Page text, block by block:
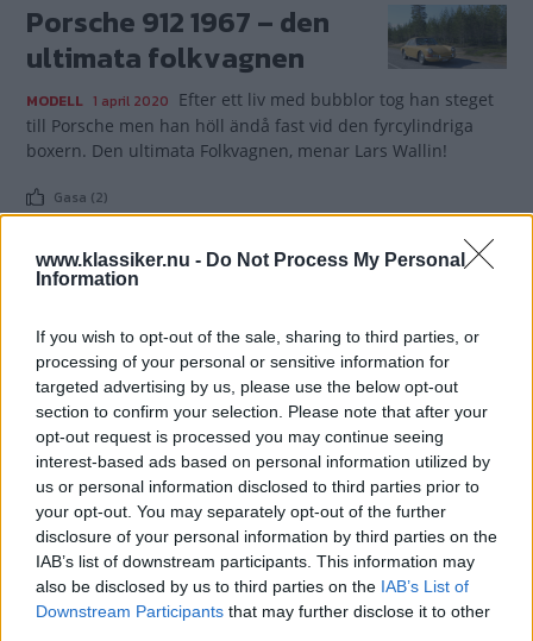
www.klassiker.nu - Do Not Process My Personal
Information
If you wish to opt-out of the sale, sharing to third parties, or
processing of your personal or sensitive information for
targeted advertising by us, please use the below opt-out
section to confirm your selection. Please note that after your
opt-out request is processed you may continue seeing
interest-based ads based on personal information utilized by
us or personal information disclosed to third parties prior to
your opt-out. You may separately opt-out of the further
disclosure of your personal information by third parties on the
IAB’s list of downstream participants. This information may
also be disclosed by us to third parties on the IAB’s List of
Downstream Participants that may further disclose it to other
Porsche 912 1967 – den
ultimata folkvagnen
MODELL 1 april 2020 Efter ett liv med bubblor tog han steget
till Porsche men han höll ändå fast vid den fyrcylindriga
boxern. Den ultimata Folkvagnen, menar Lars Wallin!
Gasa (2)
PORSCHE 911S -
MODELL 19 juli 2018
Du minns inte vem mördaren var, du
kommer inte ihåg offret och du blandar ihop olika säsonger.
Men visst har Saga Noréns Porsche 911S etsat sig fast på
näthinnan?
Gasa (1)
Porsche 944 Turbo S
1988
Den var lika snabb och lika dyr som